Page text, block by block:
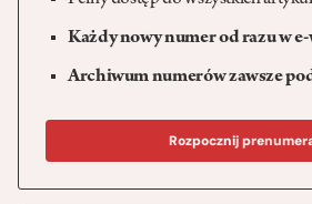
Każdy nowy numer od razu w
Archiwum numerów zawsze
Rozpocznij